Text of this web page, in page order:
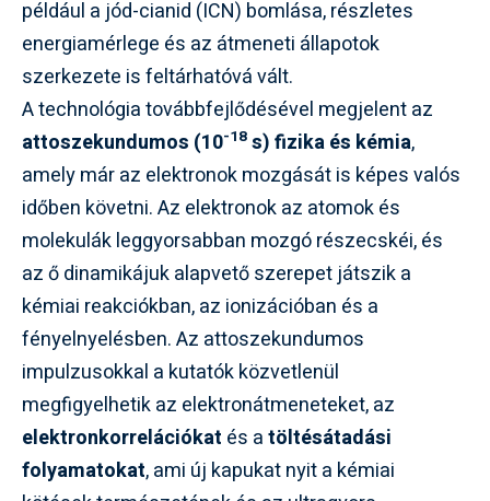
például a jód-cianid (ICN) bomlása, részletes
energiamérlege és az átmeneti állapotok
szerkezete is feltárhatóvá vált.
A technológia továbbfejlődésével megjelent az
attoszekundumos (10-18 s) fizika és kémia,
amely már az elektronok mozgását is képes valós
időben követni. Az elektronok az atomok és
molekulák leggyorsabban mozgó részecskéi, és
az ő dinamikájuk alapvető szerepet játszik a
kémiai reakciókban, az ionizációban és a
fényelnyelésben. Az attoszekundumos
impulzusokkal a kutatók közvetlenül
megfigyelhetik az elektronátmeneteket, az
elektronkorrelációkat és atöltésátadási
folyamatokat, ami új kapukat nyit a kémiai